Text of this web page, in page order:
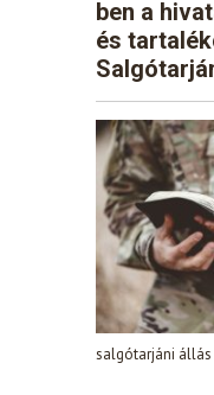
ben a
és
salgótarjáni állás